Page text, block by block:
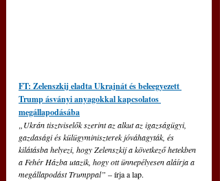
FT: Zelenszkij eladta Ukrajnát és beleegyezett
Trump ásványi anyagokkal kapcsolatos
megállapodásába
„Ukrán tisztviselők szerint az alkut az igazságügyi,
gazdasági és külügyminiszterek jóváhagyták, és
kilátásba helyezi, hogy Zelenszkij a következő hetekben
a Fehér Házba utazik, hogy ott ünnepélyesen aláírja a
megállapodást Trumppal” – írja a lap.